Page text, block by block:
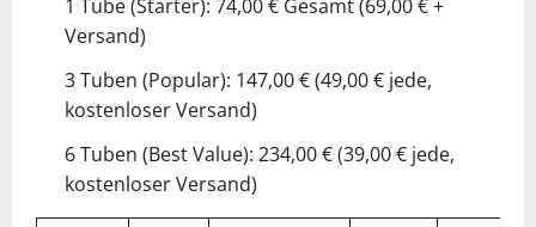
1 Tube (Starter): 74,00 € Gesamt (69,00 € +
Versand)
3 Tuben (Popular): 147,00 € (49,00 € jede,
kostenloser Versand)
6 Tuben (Best Value): 234,00 € (39,00 € jede,
kostenloser Versand)